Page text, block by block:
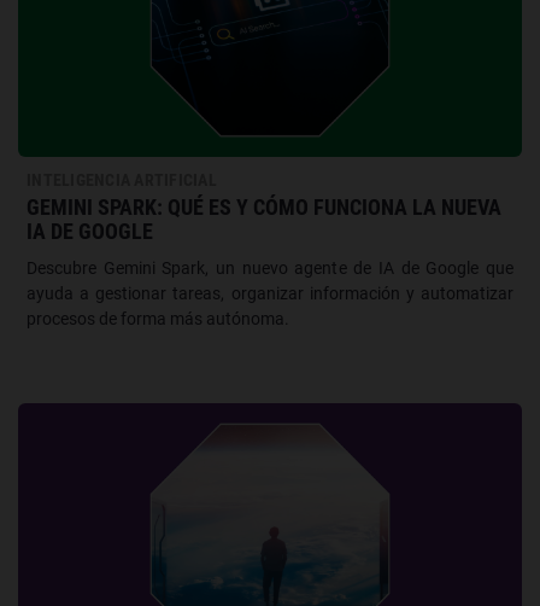
GEMINI SPARK: QUÉ ES Y CÓMO FUNCIONA LA NUEVA
IA DE GOOGLE
Descubre Gemini Spark, un nuevo agente de IA de Google que
ayuda a gestionar tareas, organizar información y automatizar
procesos de forma más autónoma.